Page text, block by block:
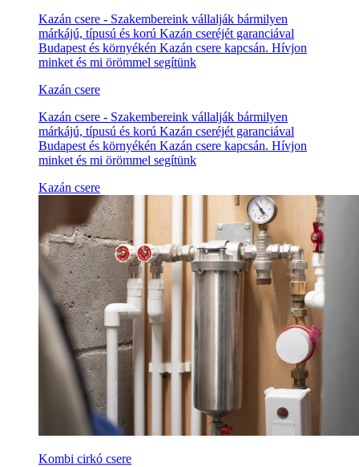
Kazán csere - Szakembereink vállalják bármilyen
márkájú, típusú és korú Kazán cseréjét garanciával
Budapest és környékén Kazán csere kapcsán. Hívjon
minket és mi örömmel segítünk
Kazán csere
Kazán csere - Szakembereink vállalják bármilyen
márkájú, típusú és korú Kazán cseréjét garanciával
Budapest és környékén Kazán csere kapcsán. Hívjon
minket és mi örömmel segítünk
Kazán csere
Kombi cirkó csere